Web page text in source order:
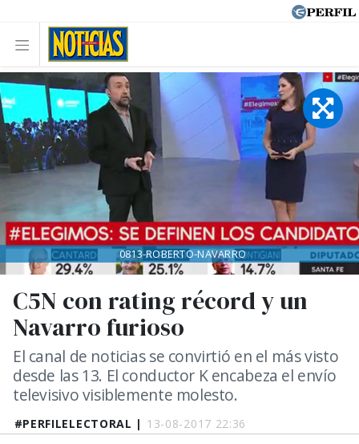
#PERFILELECTORAL | 13-08-2017 22:36
C5N con rating récord y un
Navarro furioso
El canal de noticias se convirtió en el más visto
desde las 13. El conductor K encabeza el envío
televisivo visiblemente molesto.
0813-ROBERTO-NAVARRO